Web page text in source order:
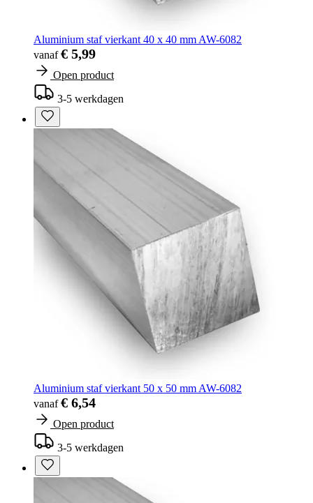
Aluminium staf vierkant 40 x 40 mm AW-6082
vanaf€ 5,99
Open product
3-5 werkdagen
Aluminium staf vierkant 50 x 50 mm AW-6082
vanaf€ 6,54
Open product
3-5 werkdagen